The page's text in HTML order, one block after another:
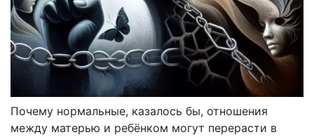
Почему нормальные, казалось бы, отношения
между матерью и ребёнком могут перерасти в